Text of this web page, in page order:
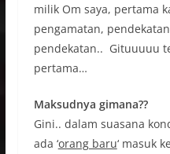
milik Om saya, pertama
pengamatan,
pendekatan.. Gituuuuu
pertama…
Maksudnya gimana??
Gini.. dalam suasana
ada ‘orang baru‘ masuk